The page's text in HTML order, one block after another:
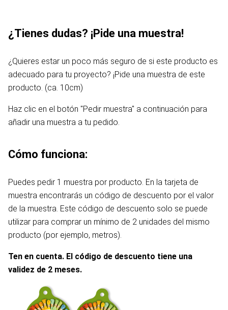
¿Tienes dudas? ¡Pide una muestra!
¿Quieres estar un poco más seguro de si este producto es
adecuado para tu proyecto? ¡Pide una muestra de este
producto. (ca. 10cm)
Haz clic en el botón "Pedir muestra" a continuación para
añadir una muestra a tu pedido.
Cómo funciona:
Puedes pedir 1 muestra por producto. En la tarjeta de
muestra encontrarás un código de descuento por el valor
de la muestra. Este código de descuento solo se puede
utilizar para comprar un mínimo de 2 unidades del mismo
producto (por ejemplo, metros).
Ten en cuenta. El código de descuento tiene una
validez de 2 meses.